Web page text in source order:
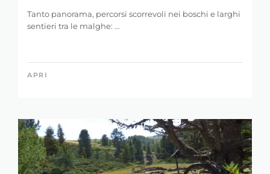
Tanto panorama, percorsi scorrevoli nei boschi e larghi
sentieri tra le malghe: ...
APRI